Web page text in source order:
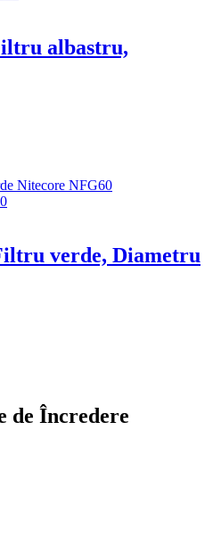
albastru,
verde, Diametru
de Încredere